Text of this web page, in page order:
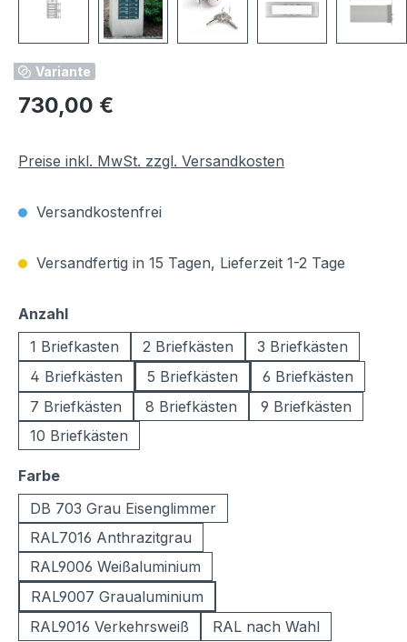
Variante
Regulärer Preis:
730,00 €
Preise inkl. MwSt. zzgl. Versandkosten
Versandkostenfrei
Versandfertig in 15 Tagen, Lieferzeit 1-2 Tage
Anzahlauswählen
1 Briefkasten
2 Briefkästen
3 Briefkästen
4 Briefkästen
5 Briefkästen
6 Briefkästen
7 Briefkästen
8 Briefkästen
9 Briefkästen
10 Briefkästen
Farbeauswählen
DB 703 Grau Eisenglimmer
RAL7016 Anthrazitgrau
RAL9006 Weißaluminium
RAL9007 Graualuminium
RAL9016 Verkehrsweiß
RAL nach Wahl